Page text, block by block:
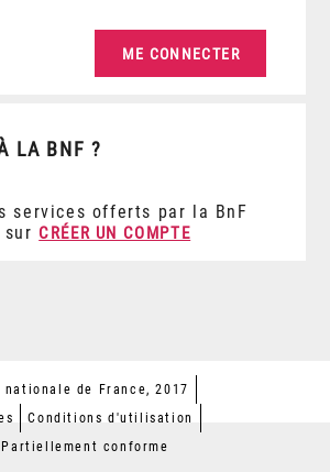
LA BNF ?
services offerts par la BnF
CRÉER UN COMPTE
de France, 2017
Conditions d'utilisation
conforme